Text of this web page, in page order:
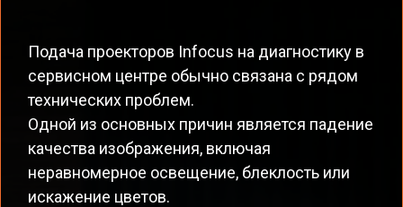
Подача проекторов Infocus на диагностику в
сервисном центре обычно связана с рядом
технических проблем.
Одной из основных причин является падение
качества изображения, включая
неравномерное освещение, блеклость или
искажение цветов.